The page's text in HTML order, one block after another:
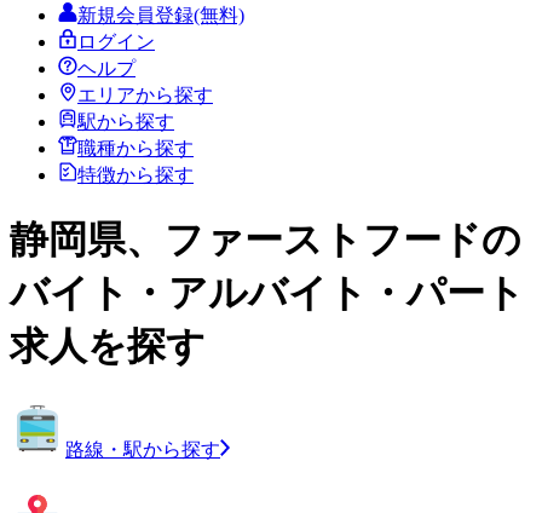
新規会員登録(無料)
ログイン
ヘルプ
エリアから探す
駅から探す
職種から探す
特徴から探す
静岡県、ファーストフードの
バイト・アルバイト・パート
求人を探す
路線・駅から探す